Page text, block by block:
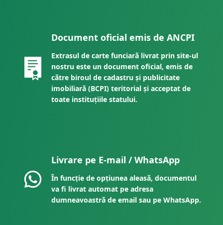
Document oficial emis de ANCPI
Extrasul de carte funciară livrat prin site-ul
nostru este un document oficial, emis de
către biroul de cadastru și publicitate
imobiliară (BCPI) teritorial și acceptat de
toate instituțiile statului.
Livrare pe E-mail / WhatsApp
În funcție de opțiunea aleasă, documentul
va fi livrat automat pe adresa
dumneavoastră de email sau pe WhatsApp.